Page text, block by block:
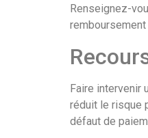
Renseignez-
Faire intervenir
réduit le risque
défaut de